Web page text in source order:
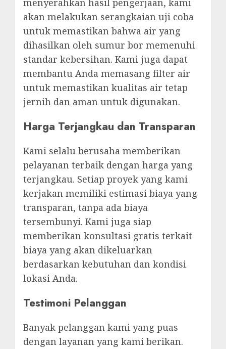
menyerahkan hasil pengerjaan, kami
akan melakukan serangkaian uji coba
untuk memastikan bahwa air yang
dihasilkan oleh sumur bor memenuhi
standar kebersihan. Kami juga dapat
membantu Anda memasang filter air
untuk memastikan kualitas air tetap
jernih dan aman untuk digunakan.
Harga Terjangkau dan Transparan
Kami selalu berusaha memberikan
pelayanan terbaik dengan harga yang
terjangkau. Setiap proyek yang kami
kerjakan memiliki estimasi biaya yang
transparan, tanpa ada biaya
tersembunyi. Kami juga siap
memberikan konsultasi gratis terkait
biaya yang akan dikeluarkan
berdasarkan kebutuhan dan kondisi
lokasi Anda.
Testimoni Pelanggan
Banyak pelanggan kami yang puas
dengan layanan yang kami berikan.